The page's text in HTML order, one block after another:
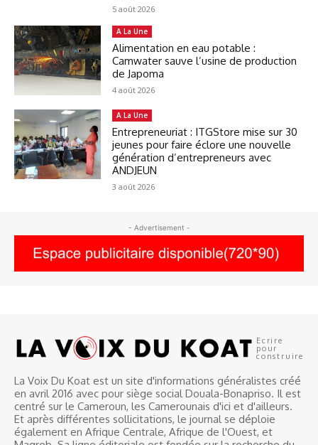
5 août 2026
A La Une
Alimentation en eau potable :
Camwater sauve l’usine de production
de Japoma
4 août 2026
A La Une
Entrepreneuriat : ITGStore mise sur 30
jeunes pour faire éclore une nouvelle
génération d’entrepreneurs avec
ANDJEUN
3 août 2026
- Advertisement -
Ecrire
pour
construire
La Voix Du Koat est un site d'informations généralistes créé
en avril 2016 avec pour siège social Douala-Bonapriso. Il est
centré sur le Cameroun, les Camerounais d'ici et d'ailleurs.
Et après différentes sollicitations, le journal se déploie
également en Afrique Centrale, Afrique de l'Ouest, et